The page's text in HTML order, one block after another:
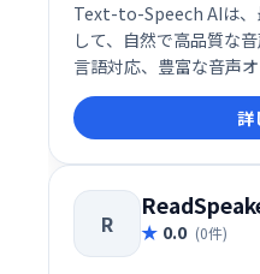
Text-to-Speech AIは、
して、自然で高品質な
言語対応、豊富な音声
ンド音声作成機能を備
ツ制作、教育分野など
これにより、企業は顧
ナライズされたコミュ
詳
R 0.0 (0件)